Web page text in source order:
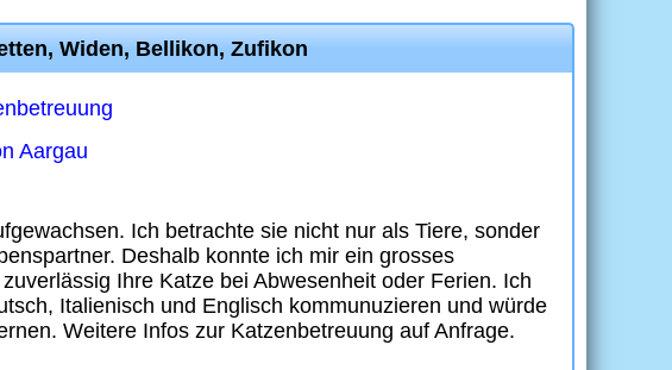
Widen, Bellikon, Zufikon
Aargau
Ich betrachte sie nicht nur als Tiere, sonder
Deshalb konnte ich mir ein grosses
Ihre Katze bei Abwesenheit oder Ferien. Ich
Italienisch und Englisch kommunuzieren und würde
Weitere Infos zur Katzenbetreuung auf Anfrage.